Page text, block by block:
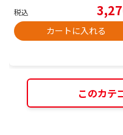
税込
カートに入れる
このカテ